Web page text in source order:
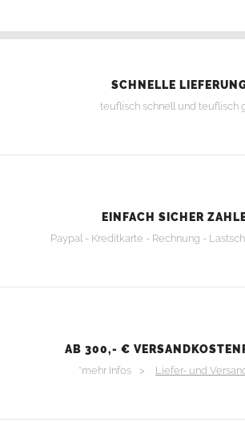
SCHNELLE
teuflisch schnell und teuflisch
EINFACH SICHER
Paypal - Kreditkarte - Rechnung -
AB 300,- €
*mehr Infos > Liefer- und